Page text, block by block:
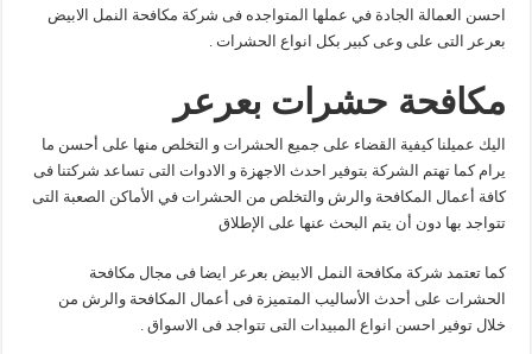
احسن العمالة الجادة في عملها المتواجده فى شركة مكافحة النمل الابيض
بعرعر التى على وعى كبير بكل انواع الحشرات .
مكافحة حشرات بعرعر
اليك عميلنا كيفية القضاء على جميع الحشرات و التخلص منها على أحسن ما
يرام كما تهتم الشركة بتوفير احدث الاجهزة و الادوات التى تساعد شركتنا فى
كافة أعمال المكافحة والرش والتخلص من الحشرات في الأماكن الصعبة التى
تتواجد بها دون أن يتم البحث عنها على الإطلاق
كما تعتمد شركة مكافحة النمل الابيض بعرعر ايضا فى مجال مكافحة
الحشرات على أحدث الأساليب المتميزة فى أعمال المكافحة والرش من
خلال توفير احسن انواع المبيدات التى تتواجد فى الاسواق .